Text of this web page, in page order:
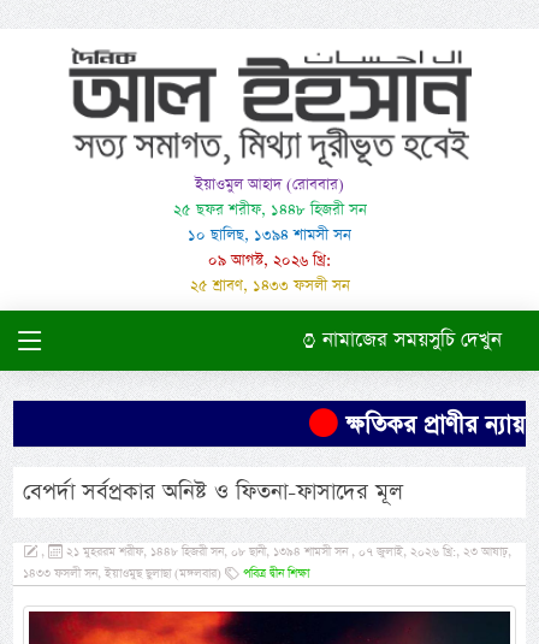
ইয়াওমুল আহাদ (রোববার)
২৫ ছফর শরীফ, ১৪৪৮ হিজরী সন
১০ ছালিছ, ১৩৯৪ শামসী সন
০৯ আগস্ট, ২০২৬ খ্রি:
২৫ শ্রাবণ, ১৪৩৩ ফসলী সন
নামাজের সময়সুচি দেখুন
ক্ষতিকর প্রাণীর
বেপর্দা সর্বপ্রকার অনিষ্ট ও ফিতনা-ফাসাদের মূল
,
২১ মুহররম শরীফ, ১৪৪৮ হিজরী সন, ০৮ ছানী, ১৩৯৪ শামসী সন , ০৭ জুলাই, ২০২৬ খ্রি:, ২৩ আষাঢ়,
১৪৩৩ ফসলী সন, ইয়াওমুছ ছুলাছা (মঙ্গলবার)
পবিত্র দ্বীন শিক্ষা